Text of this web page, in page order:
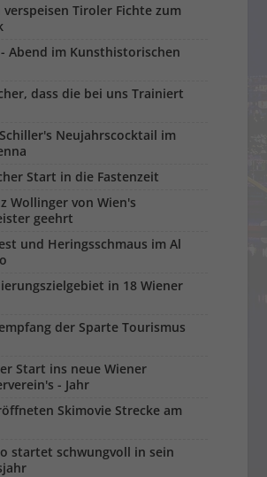
verspeisen Tiroler Fichte zum
Abend im Kunsthistorischen
dass die bei uns Trainiert
Neujahrscocktail im
Start in die Fastenzeit
Wollinger von Wien's
geehrt
und Heringsschmaus im Al
in 18 Wiener
der Sparte Tourismus
Start ins neue Wiener
- Jahr
Skimovie Strecke am
startet schwungvoll in sein